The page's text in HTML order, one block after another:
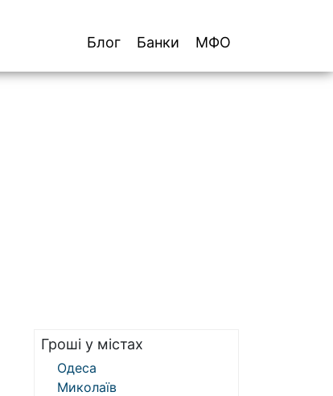
МФО
Банки
Блог
Гроші у містах
Одеса
Миколаїв